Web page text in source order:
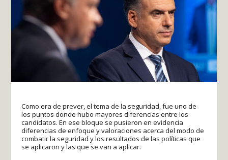
Como era de prever, el tema de la seguridad, fue uno de
los puntos donde hubo mayores diferencias entre los
candidatos. En ese bloque se pusieron en evidencia
diferencias de enfoque y valoraciones acerca del modo de
combatir la seguridad y los resultados de las políticas que
se aplicaron y las que se van a aplicar.